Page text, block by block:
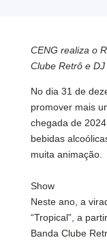
CENG realiza o
Clube Retrô e DJ
No dia 31 de
promover mais
chegada de
bebidas
muita animação.
Show
Neste ano, a
“Tropical”, a
Banda Clube